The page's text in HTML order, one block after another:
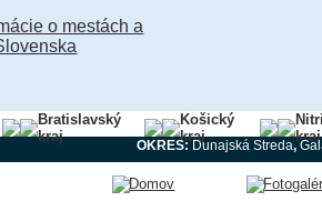
Bratislavský
kraj
Košický
kraj
kraj
OKRES: Dunajská Streda,